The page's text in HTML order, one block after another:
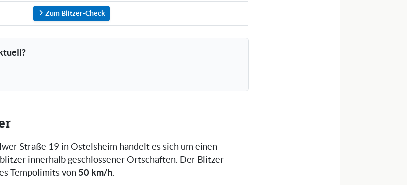
Zum Blitzer-Check
Straße 19 in Ostelsheim handelt es sich um einen
innerhalb geschlossener Ortschaften. Der Blitzer
Tempolimits von50 km/h.